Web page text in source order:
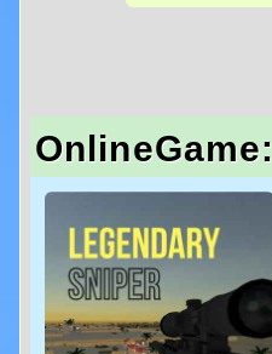
OnlineGame: